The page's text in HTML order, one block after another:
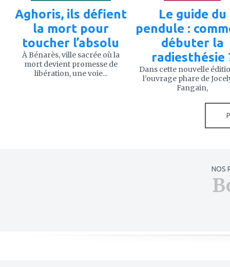
Aghoris, ils défient
la mort pour
toucher l’absolu
À Bénarès, ville sacrée où la
mort devient promesse de
libération, une voie...
Le guide du
pendule :
débuter la
radiesthésie
Dans cette nouvelle
l’ouvrage phare de
Fangain,
NOS